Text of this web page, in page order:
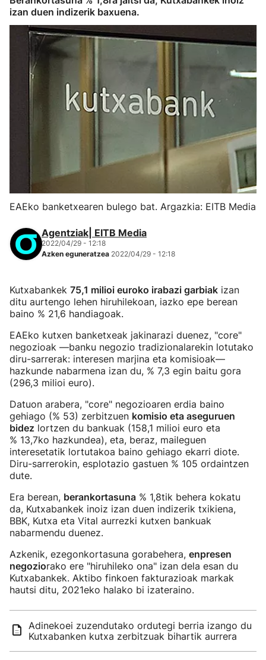
izan duen indizerik baxuena.
EAEko banketxearen bulego bat. Argazkia: EITB Media
Agentziak| EITB Media
2022/04/29 - 12:18
Azken eguneratzea 2022/04/29 - 12:18
Kutxabankek 75,1 milioi euroko irabazi garbiak izan
ditu aurtengo lehen hiruhilekoan, iazko epe berean
baino % 21,6 handiagoak.
EAEko kutxen banketxeak jakinarazi duenez, "core"
negozioak —banku negozio tradizionalarekin lotutako
diru-sarrerak: interesen marjina eta komisioak—
hazkunde nabarmena izan du, % 7,3 egin baitu gora
(296,3 milioi euro).
Datuon arabera, "core" negozioaren erdia baino
gehiago (% 53) zerbitzuen komisio eta aseguruen
bidez lortzen du bankuak (158,1 milioi euro eta
% 13,7ko hazkundea), eta, beraz, maileguen
interesetatik lortutakoa baino gehiago ekarri diote.
Diru-sarrerokin, esplotazio gastuen % 105 ordaintzen
dute.
Era berean, berankortasuna % 1,8tik behera kokatu
da, Kutxabankek inoiz izan duen indizerik txikiena,
BBK, Kutxa eta Vital aurrezki kutxen bankuak
nabarmendu duenez.
Azkenik, ezegonkortasuna gorabehera, enpresen
negoziorako ere "hiruhileko ona" izan dela esan du
Kutxabankek. Aktibo finkoen fakturazioak markak
hautsi ditu, 2021eko halako bi izateraino.
Adinekoei zuzendutako ordutegi berria izango du
Kutxabanken kutxa zerbitzuak bihartik aurrera